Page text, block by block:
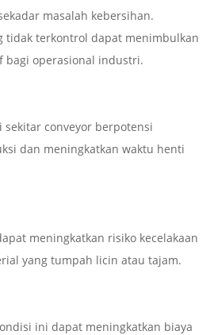
masalah kebersihan.
tidak terkontrol dapat menimbulkan
bagi operasional industri.
conveyor berpotensi
dan meningkatkan waktu henti
meningkatkan risiko kecelakaan
yang tumpah licin atau tajam.
ini dapat meningkatkan biaya